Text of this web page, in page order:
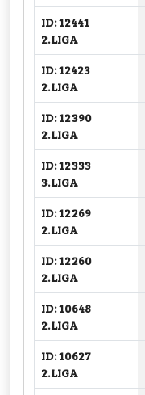
ID: 12441
2.LIGA
ID: 12423
2.LIGA
ID: 12390
2.LIGA
ID: 12333
3.LIGA
ID: 12269
2.LIGA
ID: 12260
2.LIGA
ID: 10648
2.LIGA
ID: 10627
2.LIGA